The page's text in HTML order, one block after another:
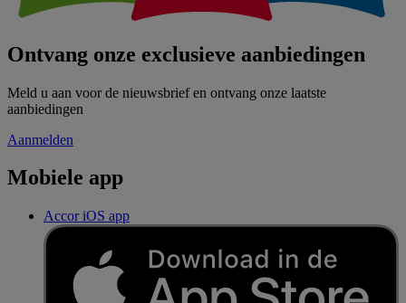
Ontvang onze exclusieve aanbiedingen
Meld u aan voor de nieuwsbrief en ontvang onze laatste
aanbiedingen
Aanmelden
Mobiele app
Accor iOS app